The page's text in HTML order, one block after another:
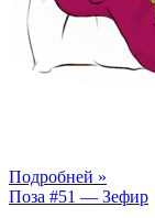
Подробней »
Поза #51 — Зефир